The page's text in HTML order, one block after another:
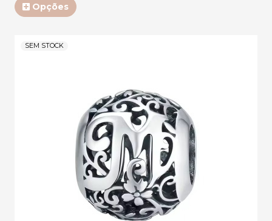
Opções
SEM STOCK